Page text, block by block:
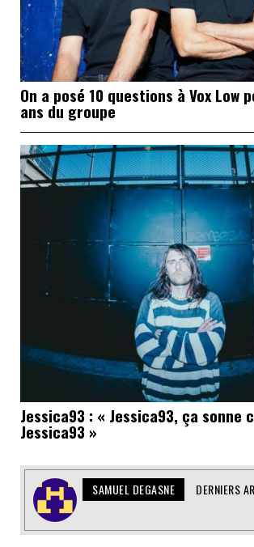
On a posé 10 questions à Vox Low
ans du groupe
Jessica93 : « Jessica93, ça sonne
Jessica93 »
SAMUEL DEGASNE DERNIERS